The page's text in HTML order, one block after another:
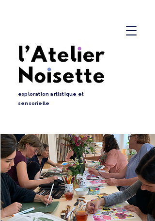
exploration artistique et
sensorielle